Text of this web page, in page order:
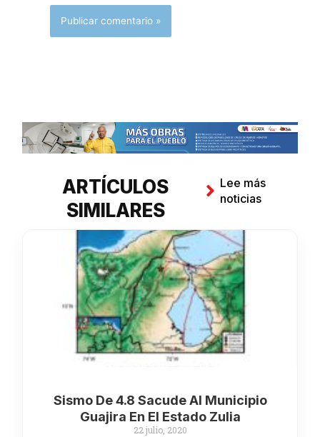
ARTÍCULOS
SIMILARES
Lee más
noticias
Sismo De 4.8 Sacude Al Municipio
Guajira En El Estado Zulia
22 julio, 2020